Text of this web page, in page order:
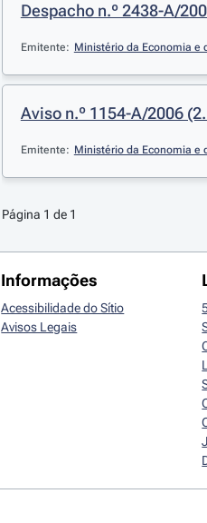
Despacho n.º 2438-A/
Emitente: Ministério da Economia e
Aviso n.º 1154-A/2006
Emitente: Ministério da Economia e
Página 1 de 1
Informações
Acessibilidade do Sítio
Avisos Legais